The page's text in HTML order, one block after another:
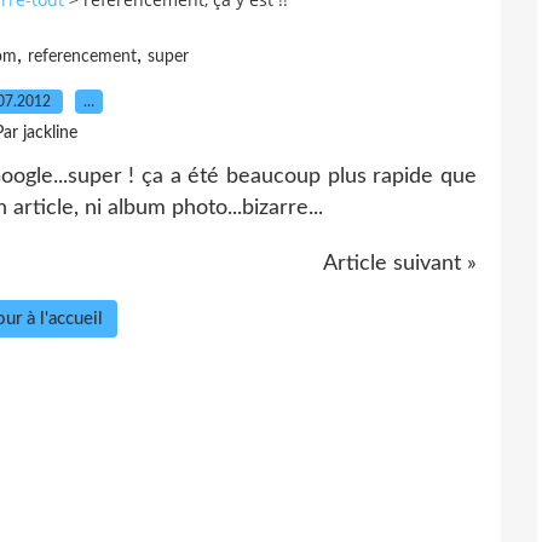
, referencement, super
…
jackline
! ça a été beaucoup plus rapide que
article, ni album photo...bizarre...
Article suivant »
à l'accueil